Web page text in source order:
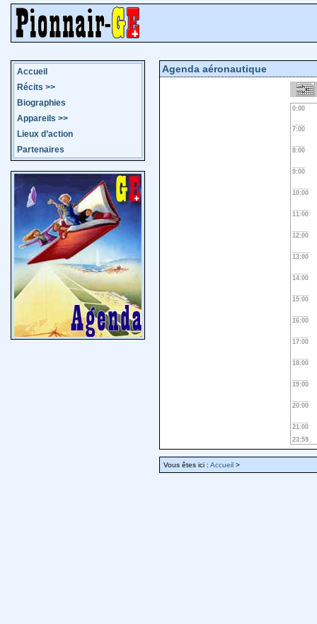
Accueil
Récits >>
Biographies
Appareils >>
Lieux d’action
Partenaires
Agenda aéronautique
0:00
7:00
8:00
9:00
10:00
11:00
12:00
13:00
14:00
15:00
16:00
17:00
18:00
19:00
20:00
21:00
23:59
Vous êtes ici : Accueil >